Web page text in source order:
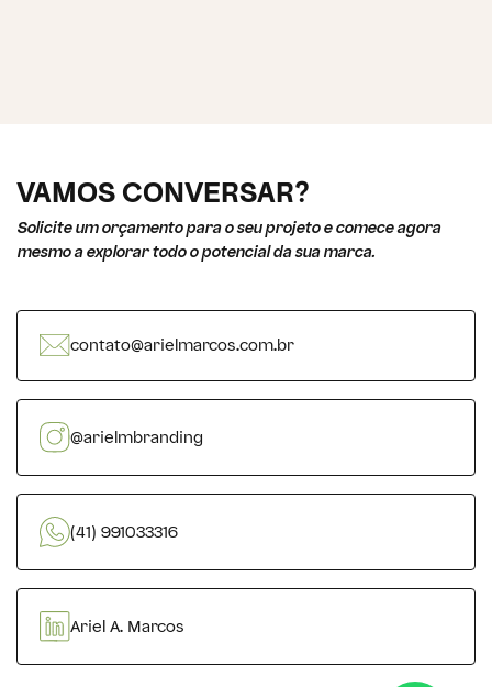
VAMOS CONVERSAR?
Solicite um orçamento para o seu projeto e comece agora
mesmo a explorar todo o potencial da sua marca.
contato@arielmarcos.com.br
@arielmbranding
(41) 991033316
Ariel A. Marcos